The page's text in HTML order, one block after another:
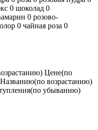
0 шоколад 0
0 розово-
0 чайная роза 0
Цене(по
Названию(по возрастанию)
убыванию)